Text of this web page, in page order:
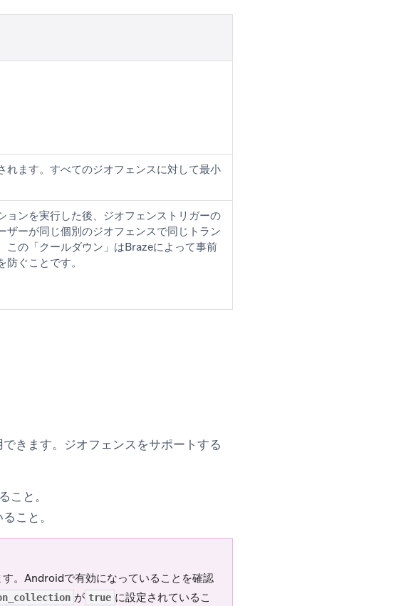
れます。すべてのジオフェンスに対して最小
ンを実行した後、ジオフェンストリガーの
ーが同じ個別のジオフェンスで同じトラン
この「クールダウン」はBrazeによって事前
ぐことです。
きます。ジオフェンスをサポートする
こと。
こと。
。Androidで有効になっていることを確認
が true に設定されているこ